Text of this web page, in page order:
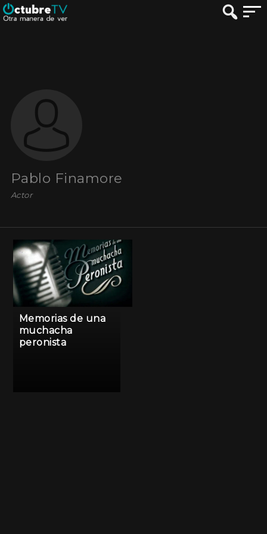
Pablo Finamore
Actor
Memorias de una
muchacha
peronista